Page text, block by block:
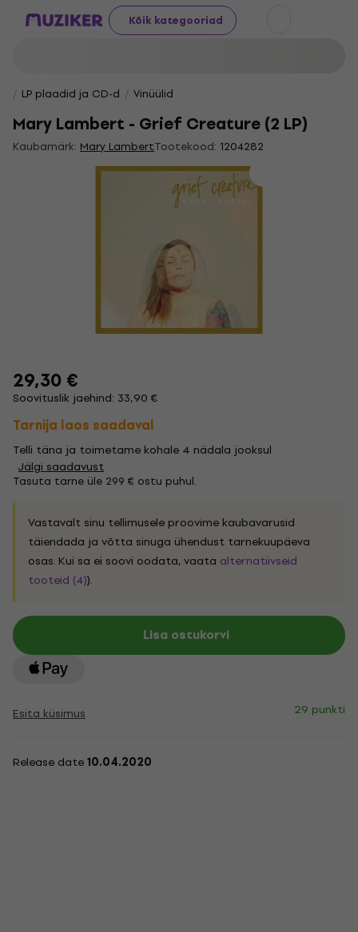
Kõik kategooriad
LP plaadid ja CD-d Vinüülid
Mary Lambert - Grief Creature (2 LP)
Kaubamärk: Mary LambertTootekood: 1204282
29,30 €
Soovituslik jaehind: 33,90 €
Tarnija laos saadaval
Telli täna ja toimetame kohale 4 nädala jooksul
Jälgi saadavust
Tasuta tarne üle 299 € ostu puhul.
Vastavalt sinu tellimusele proovime kaubavarusid
täiendada ja võtta sinuga ühendust tarnekuupäeva
osas. Kui sa ei soovi oodata, vaata alternatiivseid
tooteid (4)).
Lisa ostukorvi
Esita küsimus 29 punkti
Release date10.04.2020